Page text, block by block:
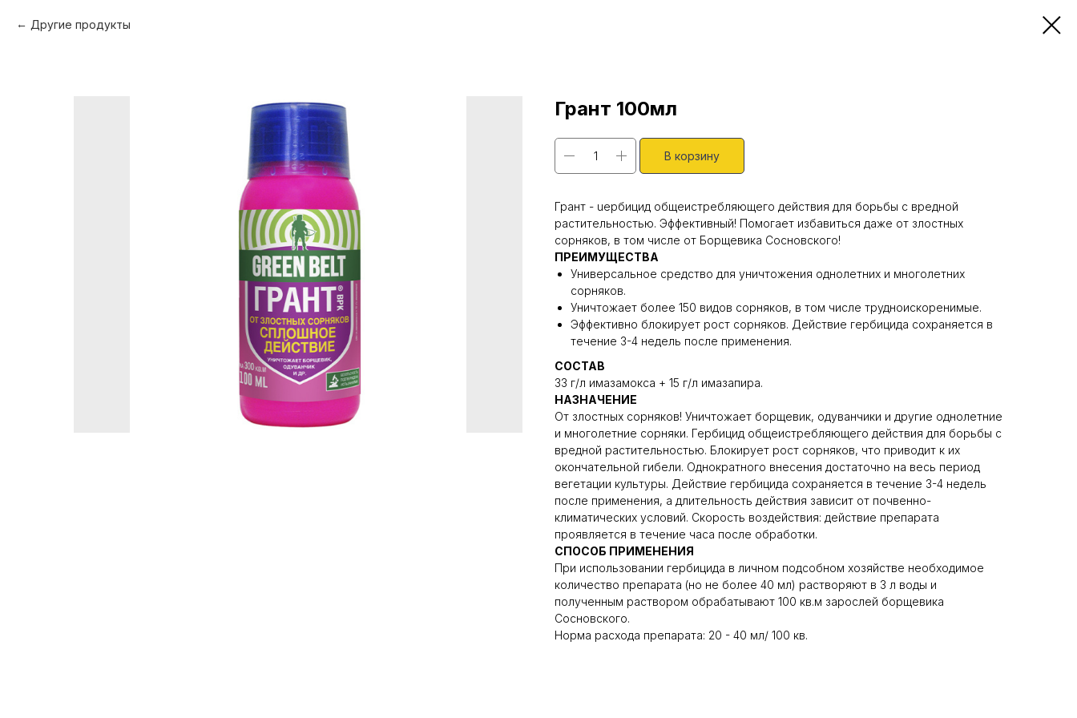
Другие продукты
Грант 100мл
В корзину
Грант - uербицид общеистребляющего действия для борьбы с вредной
растительностью. Эффективный! Помогает избавиться даже от злостных
сорняков, в том числе от Борщевика Сосновского!
ПРЕИМУЩЕСТВА
Универсальное средство для уничтожения однолетних и многолетних
сорняков.
Уничтожает более 150 видов сорняков, в том числе трудноискоренимые.
Эффективно блокирует рост сорняков. Действие гербицида сохраняется в
течение 3-4 недель после применения.
СОСТАВ
33 г/л имазамокса + 15 г/л имазапира.
НАЗНАЧЕНИЕ
От злостных сорняков! Уничтожает борщевик, одуванчики и другие однолетние
и многолетние сорняки. Гербицид общеистребляющего действия для борьбы с
вредной растительностью. Блокирует рост сорняков, что приводит к их
окончательной гибели. Однократного внесения достаточно на весь период
вегетации культуры. Действие гербицида сохраняется в течение 3-4 недель
после применения, а длительность действия зависит от почвенно-
климатических условий. Скорость воздействия: действие препарата
проявляется в течение часа после обработки.
СПОСОБ ПРИМЕНЕНИЯ
При использовании гербицида в личном подсобном хозяйстве необходимое
количество препарата (но не более 40 мл) растворяют в 3 л воды и
полученным раствором обрабатывают 100 кв.м зарослей борщевика
Сосновского.
Норма расхода препарата: 20 - 40 мл/ 100 кв.